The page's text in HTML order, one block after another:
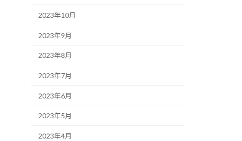
2023年10月
2023年9月
2023年8月
2023年7月
2023年6月
2023年5月
2023年4月